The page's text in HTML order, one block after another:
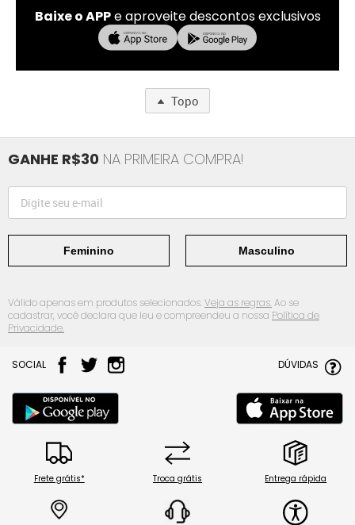
Baixe o APPe aproveite descontos exclusivos
Topo
GANHE R$30 NA PRIMEIRA COMPRA!
Feminino Masculino
Válido apenas em produtos selecionados.Veja as regras.Ao se
cadastrar, você declara que leu e compreendeu a nossa Política de
Privacidade.
SOCIAL DÚVIDAS
Frete grátis* Troca grátis Entrega rápida